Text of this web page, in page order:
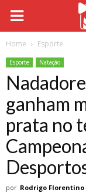
Home Esporte
Esporte Natação
ganham
prata no
por Rodrigo Florentino